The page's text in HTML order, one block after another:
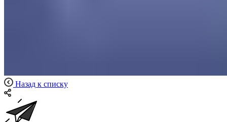
Назад к списку